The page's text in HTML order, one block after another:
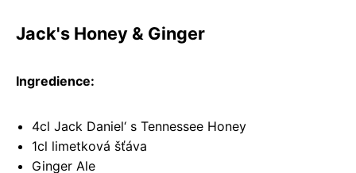
Jack's Honey & Ginger
Ingredience:
4cl Jack Daniel‘ s Tennessee Honey
1cl limetková šťáva
Ginger Ale